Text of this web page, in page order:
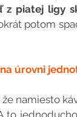
z piatej ligy
potom
úrovni
namiesto